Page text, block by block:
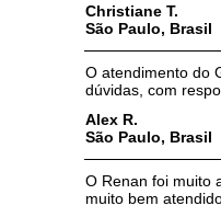
Christiane T.
São Paulo, Brasil
O atendimento do
dúvidas, com
Alex R.
São Paulo, Brasil
O Renan foi muito
muito bem